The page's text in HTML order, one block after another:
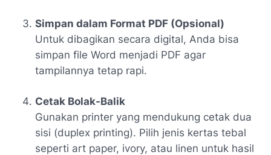
Simpan dalam Format PDF (Opsional)
Untuk dibagikan secara digital, Anda bisa
simpan file Word menjadi PDF agar
tampilannya tetap rapi.
Cetak Bolak-Balik
Gunakan printer yang mendukung cetak dua
sisi (duplex printing). Pilih jenis kertas tebal
seperti art paper, ivory, atau linen untuk hasil